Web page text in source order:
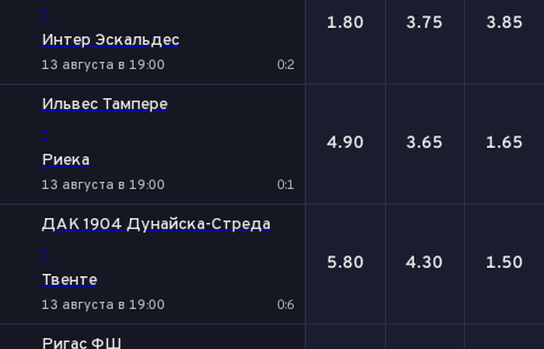
-
Интер Эскальдес
13 августа в 19:00 0:2
1.80 3.75 3.85
Ильвес Тампере
-
Риека
13 августа в 19:00 0:1
4.90 3.65 1.65
ДАК 1904 Дунайска-Стреда
-
Твенте
13 августа в 19:00 0:6
5.80 4.30 1.50
Ригас ФШ